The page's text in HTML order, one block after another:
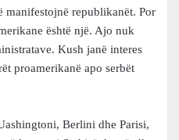
manifestojnë republikanët. Por
është një. Ajo nuk
Kush janë interes
proamerikanë apo serbët
Berlini dhe Parisi,